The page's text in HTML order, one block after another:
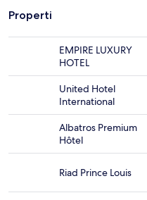
tamu
ketersediaan
Ketentuan
tambahan
Properti
EMPIRE LUXURY
HOTEL
United Hotel
International
Albatros Premium
Hôtel
Riad Prince Louis